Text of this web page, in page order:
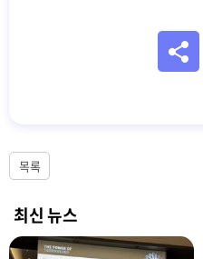
목록
최신 뉴스